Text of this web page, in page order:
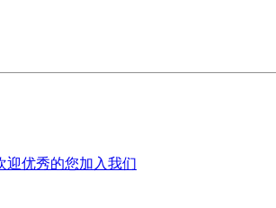
迎优秀的您加入我们